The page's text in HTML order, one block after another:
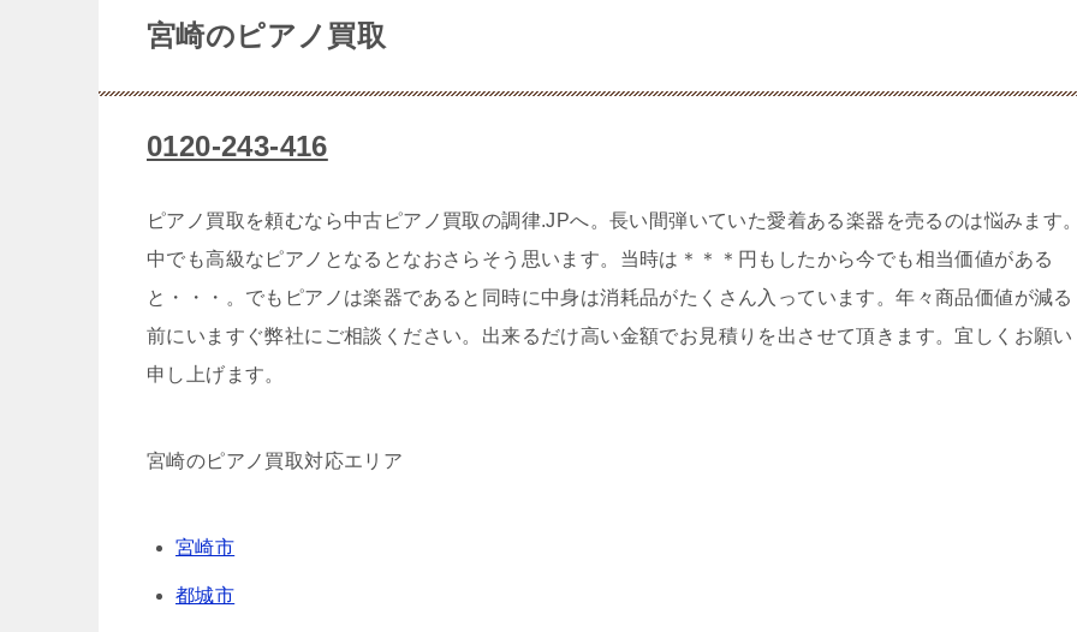
宮崎のピアノ買取
0120-243-416
ピアノ買取を頼むなら中古ピアノ買取の調律.JPへ。長い間弾いていた愛着ある楽器を売るのは悩みます
中でも高級なピアノとなるとなおさらそう思います。当時は＊＊＊円もしたから今でも相当価値がある
と・・・。でもピアノは楽器であると同時に中身は消耗品がたくさん入っています。年々商品価値が減る
前にいますぐ弊社にご相談ください。出来るだけ高い金額でお見積りを出させて頂きます。宜しくお願い
申し上げます。
宮崎のピアノ買取対応エリア
宮崎市
都城市